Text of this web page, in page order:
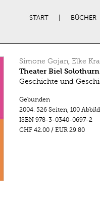
START BÜCHER
Simone Gojan, Elke
Theater Biel
Geschichte und
Gebunden
2004. 526 Seiten, 100
ISBN 978-3-0340-0697-2
CHF 42.00/ EUR 29.80